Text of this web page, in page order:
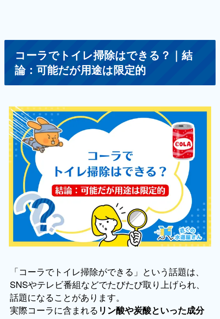
コーラでトイレ掃除はできる？｜結
論：可能だが用途は限定的
「コーラでトイレ掃除ができる」という話題は、
SNSやテレビ番組などでたびたび取り上げられ、
話題になることがあります。
実際コーラに含まれる リン酸や炭酸といった成分